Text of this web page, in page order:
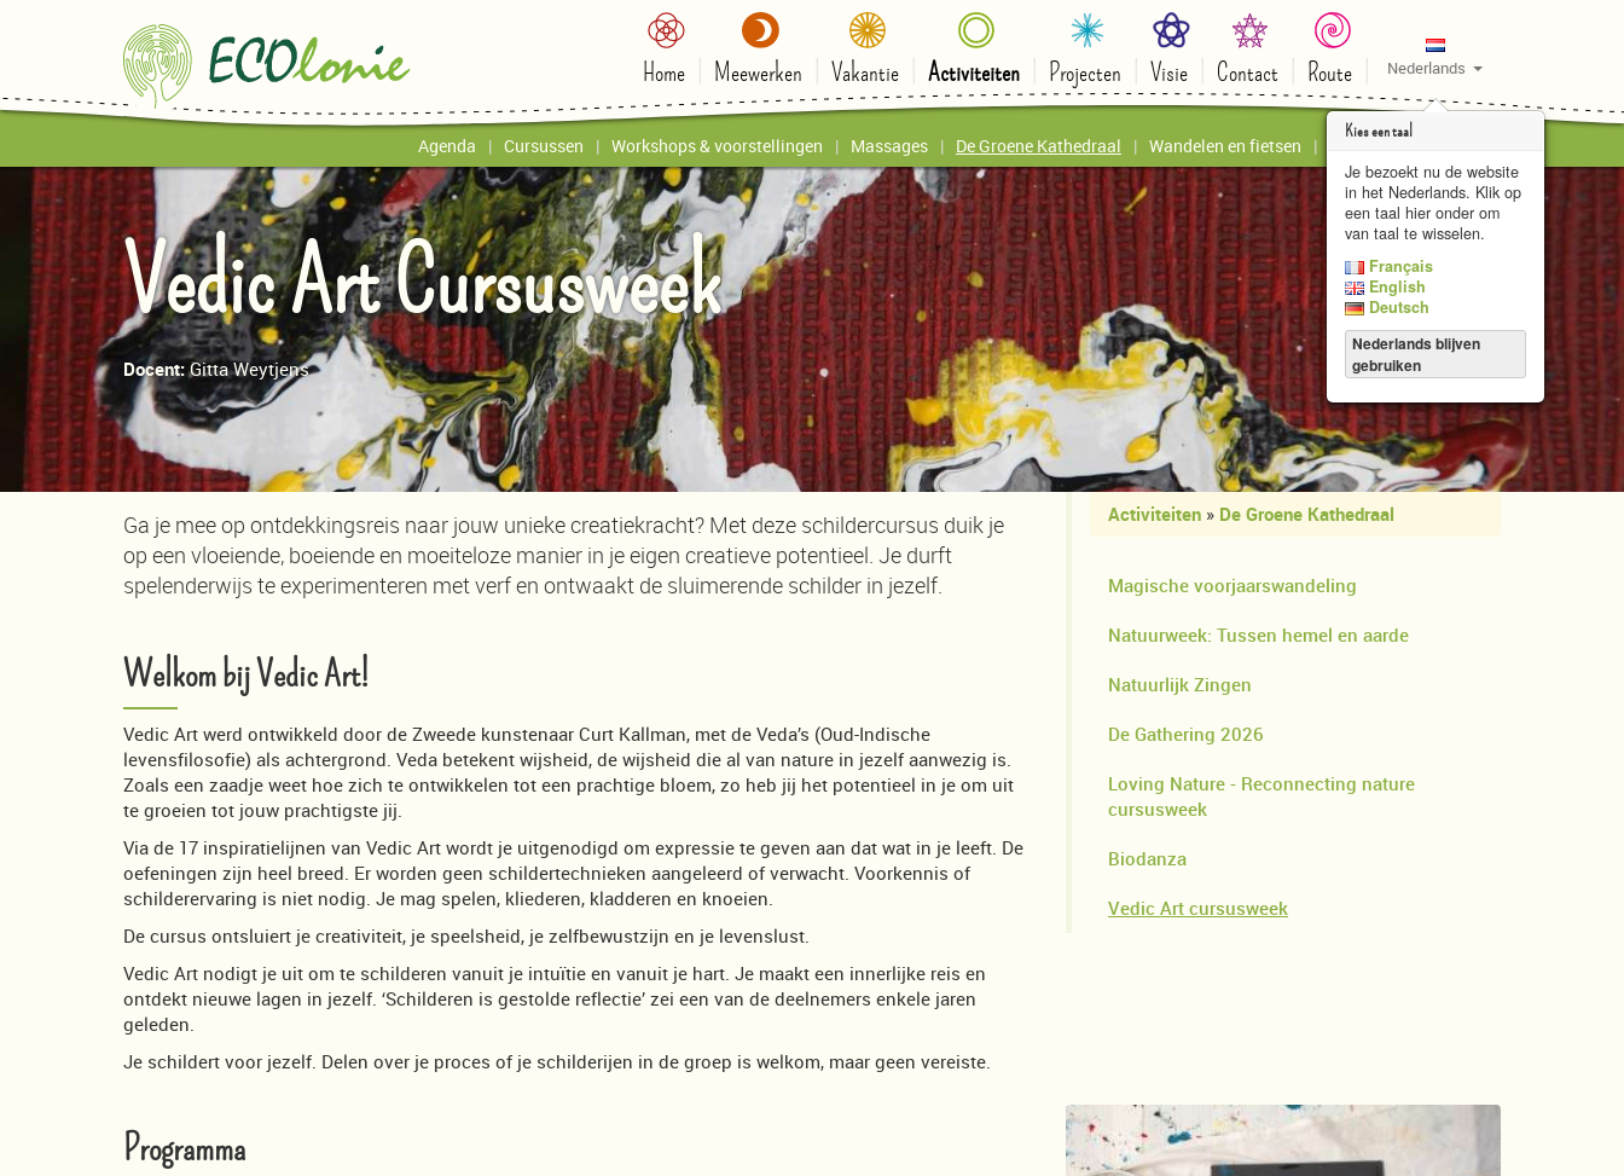
Home Meewerken Vakantie Activiteiten Projecten Visie Contact Route Nederlands
Kies een taal
Je bezoekt nu de website
in het Nederlands. Klik op
een taal hier onder om
van taal te wisselen.
Français
English
Deutsch
Nederlands blijven
gebruiken
Agenda Cursussen Workshops & voorstellingen Massages De Groene Kathedraal Wandelen en fietsen
Vedic Art Cursusweek
Docent:Gitta Weytjens
Ga je mee op ontdekkingsreis naar jouw unieke creatiekracht? Met deze schildercursus duik je
op een vloeiende, boeiende en moeiteloze manier in je eigen creatieve potentieel. Je durft
spelenderwijs te experimenteren met verf en ontwaakt de sluimerende schilder in jezelf.
Welkom bij Vedic Art!
Vedic Art werd ontwikkeld door de Zweede kunstenaar Curt Kallman, met de Veda’s (Oud-Indische
levensfilosofie) als achtergrond. Veda betekent wijsheid, de wijsheid die al van nature in jezelf aanwezig is.
Zoals een zaadje weet hoe zich te ontwikkelen tot een prachtige bloem, zo heb jij het potentieel in je om uit
te groeien tot jouw prachtigste jij.
Via de 17 inspiratielijnen van Vedic Art wordt je uitgenodigd om expressie te geven aan dat wat in je leeft. De
oefeningen zijn heel breed. Er worden geen schildertechnieken aangeleerd of verwacht. Voorkennis of
schilderervaring is niet nodig. Je mag spelen, kliederen, kladderen en knoeien.
De cursus ontsluiert je creativiteit, je speelsheid, je zelfbewustzijn en je levenslust.
Vedic Art nodigt je uit om te schilderen vanuit je intuïtie en vanuit je hart. Je maakt een innerlijke reis en
ontdekt nieuwe lagen in jezelf. ‘Schilderen is gestolde reflectie’ zei een van de deelnemers enkele jaren
geleden.
Je schildert voor jezelf. Delen over je proces of je schilderijen in de groep is welkom, maar geen vereiste.
Activiteiten » De Groene Kathedraal
Magische voorjaarswandeling
Natuurweek: Tussen hemel en aarde
Natuurlijk Zingen
De Gathering 2026
Loving Nature - Reconnecting nature
cursusweek
Biodanza
Vedic Art cursusweek
Programma